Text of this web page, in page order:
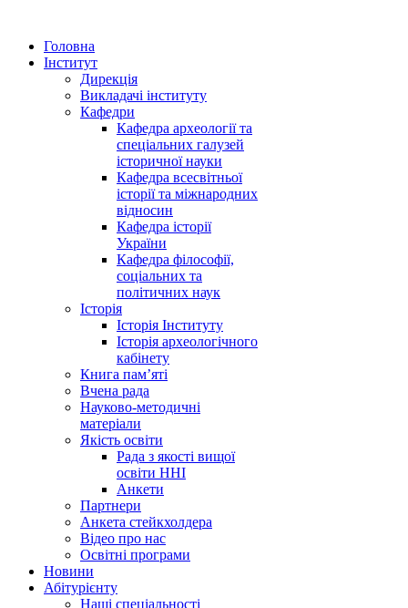
Головна
Інститут
Дирекція
Викладачі інституту
Кафедри
Кафедра археології та
спеціальних галузей
історичної науки
Кафедра всесвітньої
історії та міжнародних
відносин
Кафедра історії
України
Кафедра філософії,
соціальних та
політичних наук
Історія
Історія Інституту
Історія археологічного
кабінету
Книга памʼяті
Вчена рада
Науково-методичні
матеріали
Якість освіти
Рада з якості вищої
освіти ННІ
Анкети
Партнери
Анкета стейкхолдера
Відео про нас
Освітні програми
Hовини
Абітурієнту
Наші спеціальності